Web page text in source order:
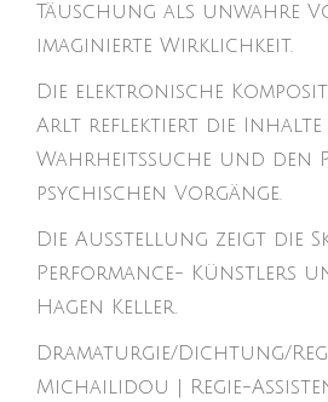
Täuschung als unwahre
imaginierte Wirklichkeit.
Die elektronische
Arlt reflektiert die Inhalte
Wahrheitssuche und den
psychischen Vorgänge.
Die Ausstellung zeigt die
Performance- Künstlers
Hagen Keller.
Dramaturgie/Dichtung/
Michailidou | Regie-